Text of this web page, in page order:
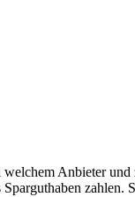
welchem Anbieter
zahlen.